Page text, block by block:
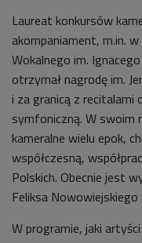
Laureat konkursów
akompaniament, m.in.
Wokalnego im.
otrzymał nagrodę im.
i za granicą z
symfoniczną. W swoim
kameralne wielu epok,
współczesną,
Polskich. Obecnie jest
Feliksa
W programie, jaki